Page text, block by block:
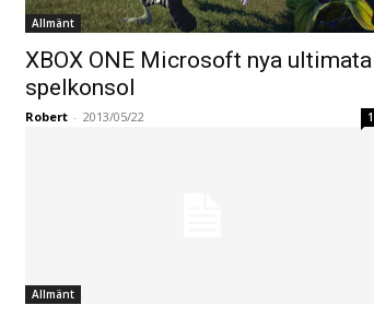
Allmänt
XBOX ONE Microsoft nya ultimata
spelkonsol
Robert - 2013/05/22 1
Allmänt